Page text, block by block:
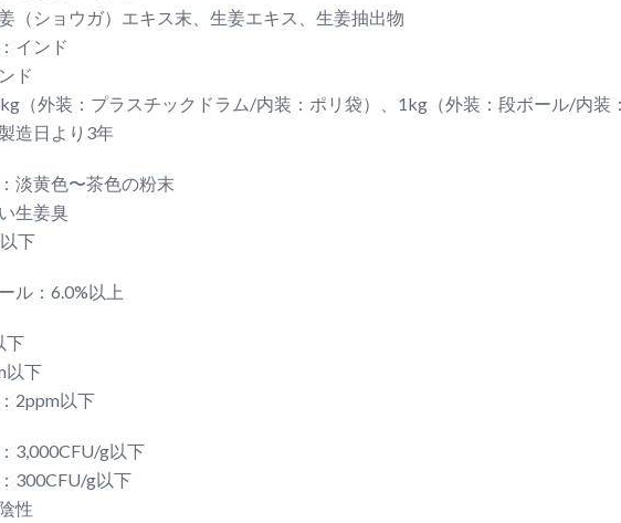
（ショウガ）エキス末、生姜エキス、生姜抽出物
インド
ド
（外装：プラスチックドラム/内装：ポリ袋）、1kg（外装：段ボール/内装
造日より3年
淡黄色〜茶色の粉末
生姜臭
下
ル：6.0%以上
下
以下
2ppm以下
3,000CFU/g以下
300CFU/g以下
性